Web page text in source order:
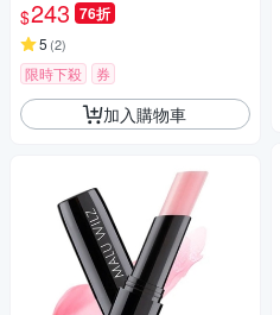
$243 76折
5 (2)
限時下殺 券
加入購物車